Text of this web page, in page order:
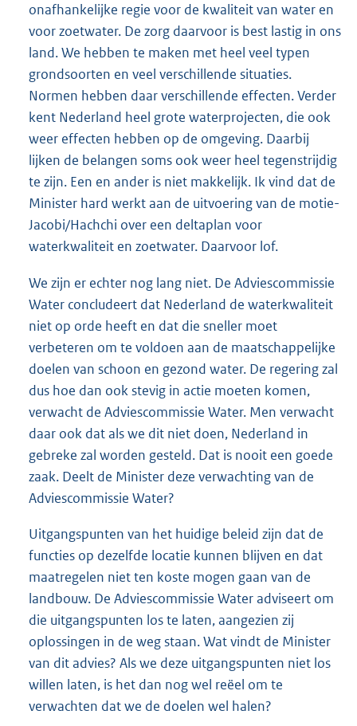
onafhankelijke regie voor de kwaliteit van water en
voor zoetwater. De zorg daarvoor is best lastig in ons
land. We hebben te maken met heel veel typen
grondsoorten en veel verschillende situaties.
Normen hebben daar verschillende effecten. Verder
kent Nederland heel grote waterprojecten, die ook
weer effecten hebben op de omgeving. Daarbij
lijken de belangen soms ook weer heel tegenstrijdig
te zijn. Een en ander is niet makkelijk. Ik vind dat de
Minister hard werkt aan de uitvoering van de motie-
Jacobi/Hachchi over een deltaplan voor
waterkwaliteit en zoetwater. Daarvoor lof.
We zijn er echter nog lang niet. De Adviescommissie
Water concludeert dat Nederland de waterkwaliteit
niet op orde heeft en dat die sneller moet
verbeteren om te voldoen aan de maatschappelijke
doelen van schoon en gezond water. De regering zal
dus hoe dan ook stevig in actie moeten komen,
verwacht de Adviescommissie Water. Men verwacht
daar ook dat als we dit niet doen, Nederland in
gebreke zal worden gesteld. Dat is nooit een goede
zaak. Deelt de Minister deze verwachting van de
Adviescommissie Water?
Uitgangspunten van het huidige beleid zijn dat de
functies op dezelfde locatie kunnen blijven en dat
maatregelen niet ten koste mogen gaan van de
landbouw. De Adviescommissie Water adviseert om
die uitgangspunten los te laten, aangezien zij
oplossingen in de weg staan. Wat vindt de Minister
van dit advies? Als we deze uitgangspunten niet los
willen laten, is het dan nog wel reëel om te
verwachten dat we de doelen wel halen?